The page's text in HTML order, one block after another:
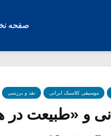
صفحه
موسیقی کلاسیک ایرانی نقد و بررسی
و «طبیعت در